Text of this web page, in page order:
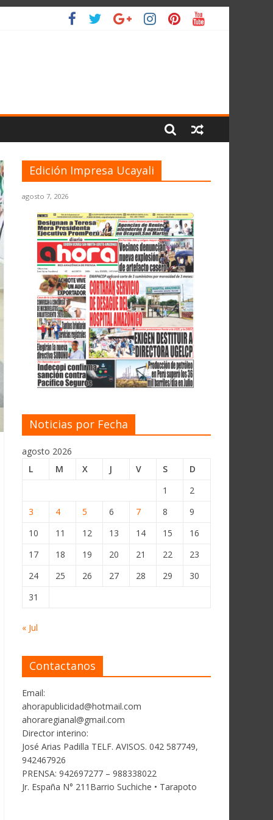
Edición Impresa Ucayali
agosto 7, 2026
Noticias por Fecha
agosto 2026
L
M X J V S
D
1
2
3
4 5 6 7 8
9
10
11 12 13 14 15
16
17
18 19 20 21 22
23
24
25 26 27 28 29
30
31
« Jul
Contactanos
Email:
ahorapublicidad@hotmail.com
ahoraregianal@gmail.com
Director interino:
José Arias Padilla TELF. AVISOS. 042 587749,
942467926
PRENSA: 942697277 – 988338022
Jr. España N° 211Barrio Suchiche • Tarapoto